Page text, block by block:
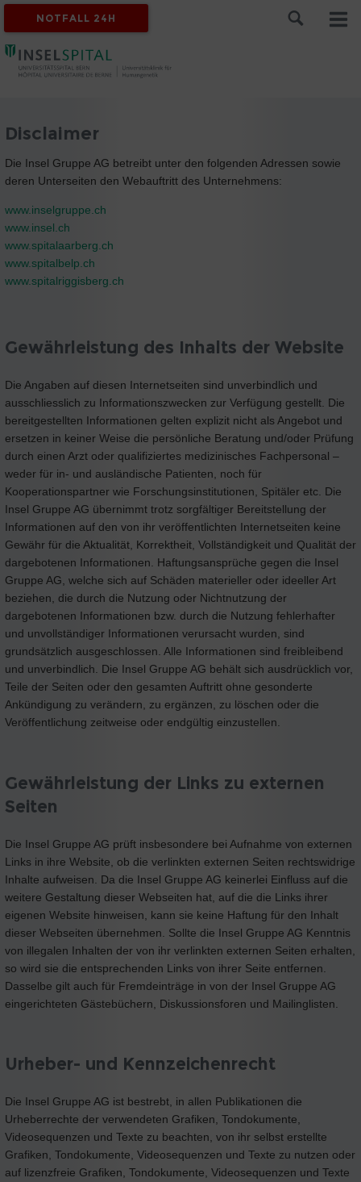
NOTFALL 24H
Disclaimer
Die Insel Gruppe AG betreibt unter den folgenden Adressen sowie
deren Unterseiten den Webauftritt des Unternehmens:
www.inselgruppe.ch
www.insel.ch
www.spitalaarberg.ch
www.spitalbelp.ch
www.spitalriggisberg.ch
Gewährleistung des Inhalts der Website
Die Angaben auf diesen Internetseiten sind unverbindlich und
ausschliesslich zu Informationszwecken zur Verfügung gestellt. Die
bereitgestellten Informationen gelten explizit nicht als Angebot und
ersetzen in keiner Weise die persönliche Beratung und/oder Prüfung
durch einen Arzt oder qualifiziertes medizinisches Fachpersonal –
weder für in- und ausländische Patienten, noch für
Kooperationspartner wie Forschungsinstitutionen, Spitäler etc. Die
Insel Gruppe AG übernimmt trotz sorgfältiger Bereitstellung der
Informationen auf den von ihr veröffentlichten Internetseiten keine
Gewähr für die Aktualität, Korrektheit, Vollständigkeit und Qualität der
dargebotenen Informationen. Haftungsansprüche gegen die Insel
Gruppe AG, welche sich auf Schäden materieller oder ideeller Art
beziehen, die durch die Nutzung oder Nichtnutzung der
dargebotenen Informationen bzw. durch die Nutzung fehlerhafter
und unvollständiger Informationen verursacht wurden, sind
grundsätzlich ausgeschlossen. Alle Informationen sind freibleibend
und unverbindlich. Die Insel Gruppe AG behält sich ausdrücklich vor,
Teile der Seiten oder den gesamten Auftritt ohne gesonderte
Ankündigung zu verändern, zu ergänzen, zu löschen oder die
Veröffentlichung zeitweise oder endgültig einzustellen.
Gewährleistung der Links zu externen
Seiten
Die Insel Gruppe AG prüft insbesondere bei Aufnahme von externen
Links in ihre Website, ob die verlinkten externen Seiten rechtswidrige
Inhalte aufweisen. Da die Insel Gruppe AG keinerlei Einfluss auf die
weitere Gestaltung dieser Webseiten hat, auf die die Links ihrer
eigenen Website hinweisen, kann sie keine Haftung für den Inhalt
dieser Webseiten übernehmen. Sollte die Insel Gruppe AG Kenntnis
von illegalen Inhalten der von ihr verlinkten externen Seiten erhalten,
so wird sie die entsprechenden Links von ihrer Seite entfernen.
Dasselbe gilt auch für Fremdeinträge in von der Insel Gruppe AG
eingerichteten Gästebüchern, Diskussionsforen und Mailinglisten.
Urheber- und Kennzeichenrecht
Die Insel Gruppe AG ist bestrebt, in allen Publikationen die
Urheberrechte der verwendeten Grafiken, Tondokumente,
Videosequenzen und Texte zu beachten, von ihr selbst erstellte
Grafiken, Tondokumente, Videosequenzen und Texte zu nutzen oder
auf lizenzfreie Grafiken, Tondokumente, Videosequenzen und Texte